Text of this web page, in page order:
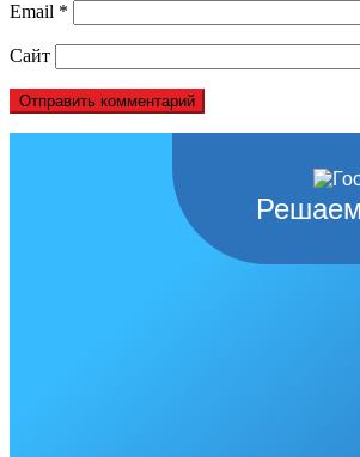
Email *
Сайт